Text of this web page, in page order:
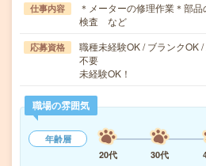
仕事内容
＊メーターの修理作業＊部
検査 など
応募資格
職種未経験OK / ブランクOK
不要
未経験OK！
職場の雰囲気
年齢層
20代
30代